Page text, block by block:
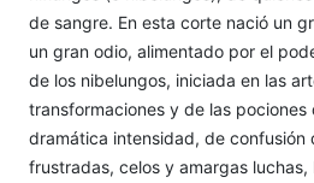
de sangre. En esta corte nació un
un gran odio, alimentado por el
de los nibelungos, iniciada en las
transformaciones y de las pociones
dramática intensidad, de confusión
frustradas, celos y amargas